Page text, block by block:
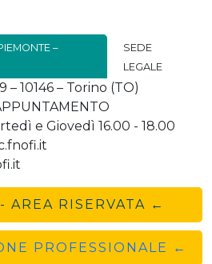
–
SEDE
LEGALE
10146 – Torino (TO)
e Giovedì 16.00 - 18.00
AREA RISERVATA ←
PROFESSIONALE ←